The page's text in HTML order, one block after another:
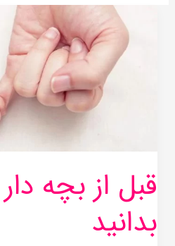
قبل از بچه
بدانید